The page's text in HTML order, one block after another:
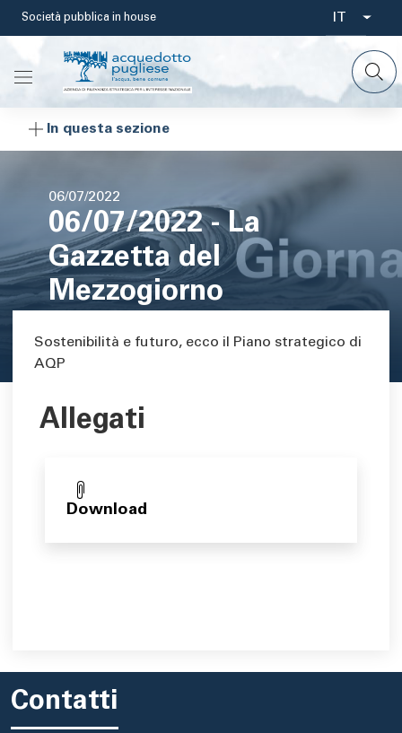
Salta
contenuto
principale
Società pubblica in house
Select
your
IT
In questa sezione
Data
di
pubblicazione
06/07/2022
06/07/2022 - La
Gazzetta del
Mezzogiorno
Area di testo
Sostenibilità e futuro, ecco il Piano strategico di
AQP
Allegati
Download
Contatti